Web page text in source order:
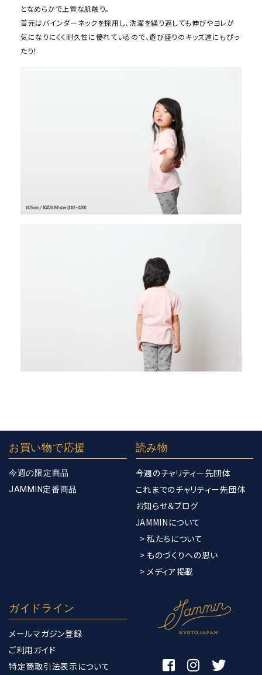
となめらかで上質な肌触り。
首元はバインダーネックを採用し、洗濯を繰り返しても伸びやヨレが
気になりにくく耐久性に優れているので、遊び盛りのキッズ達にもぴっ
たり！
お買い物で応援
今週の限定商品
JAMMIN定番商品
読み物
今週のチャリティー先団体
これまでのチャリティー先団体
お知らせ＆ブログ
JAMMINについて
> 私たちについて
> ものづくりへの思い
> メディア掲載
ガイドライン
メールマガジン登録
ご利用ガイド
特定商取引法表示について